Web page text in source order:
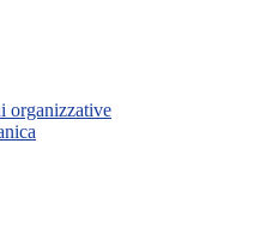
organizzative